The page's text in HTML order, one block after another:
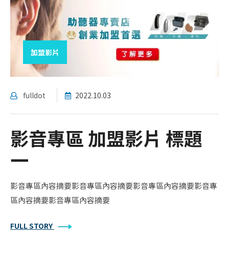
加盟影片
fulldot 2022.10.03
影音專區 加盟影片 標題
一
影音專區內容摘要影音專區內容摘要影音專區內容摘要影音專
區內容摘要影音專區內容摘要
FULL STORY